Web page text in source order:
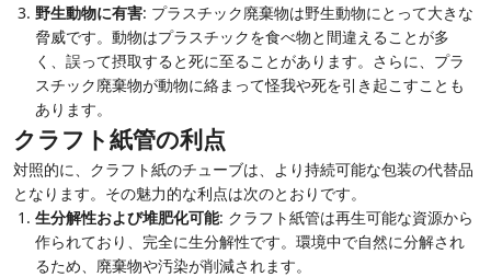
野生動物に有害: プラスチック廃棄物は野生動物にとって大きな
脅威です。動物はプラスチックを食べ物と間違えることが多
く、誤って摂取すると死に至ることがあります。さらに、プラ
スチック廃棄物が動物に絡まって怪我や死を引き起こすことも
あります。
クラフト紙管の利点
対照的に、クラフト紙のチューブは、より持続可能な包装の代替品
となります。その魅力的な利点は次のとおりです。
生分解性および堆肥化可能: クラフト紙管は再生可能な資源から
作られており、完全に生分解性です。環境中で自然に分解され
るため、廃棄物や汚染が削減されます。